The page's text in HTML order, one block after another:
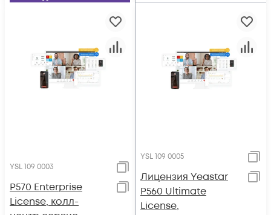
YSL 109 0003
P570 Enterprise
License, колл-
YSL 109 0005
Лицензия Yeastar
P560 Ultimate
License,